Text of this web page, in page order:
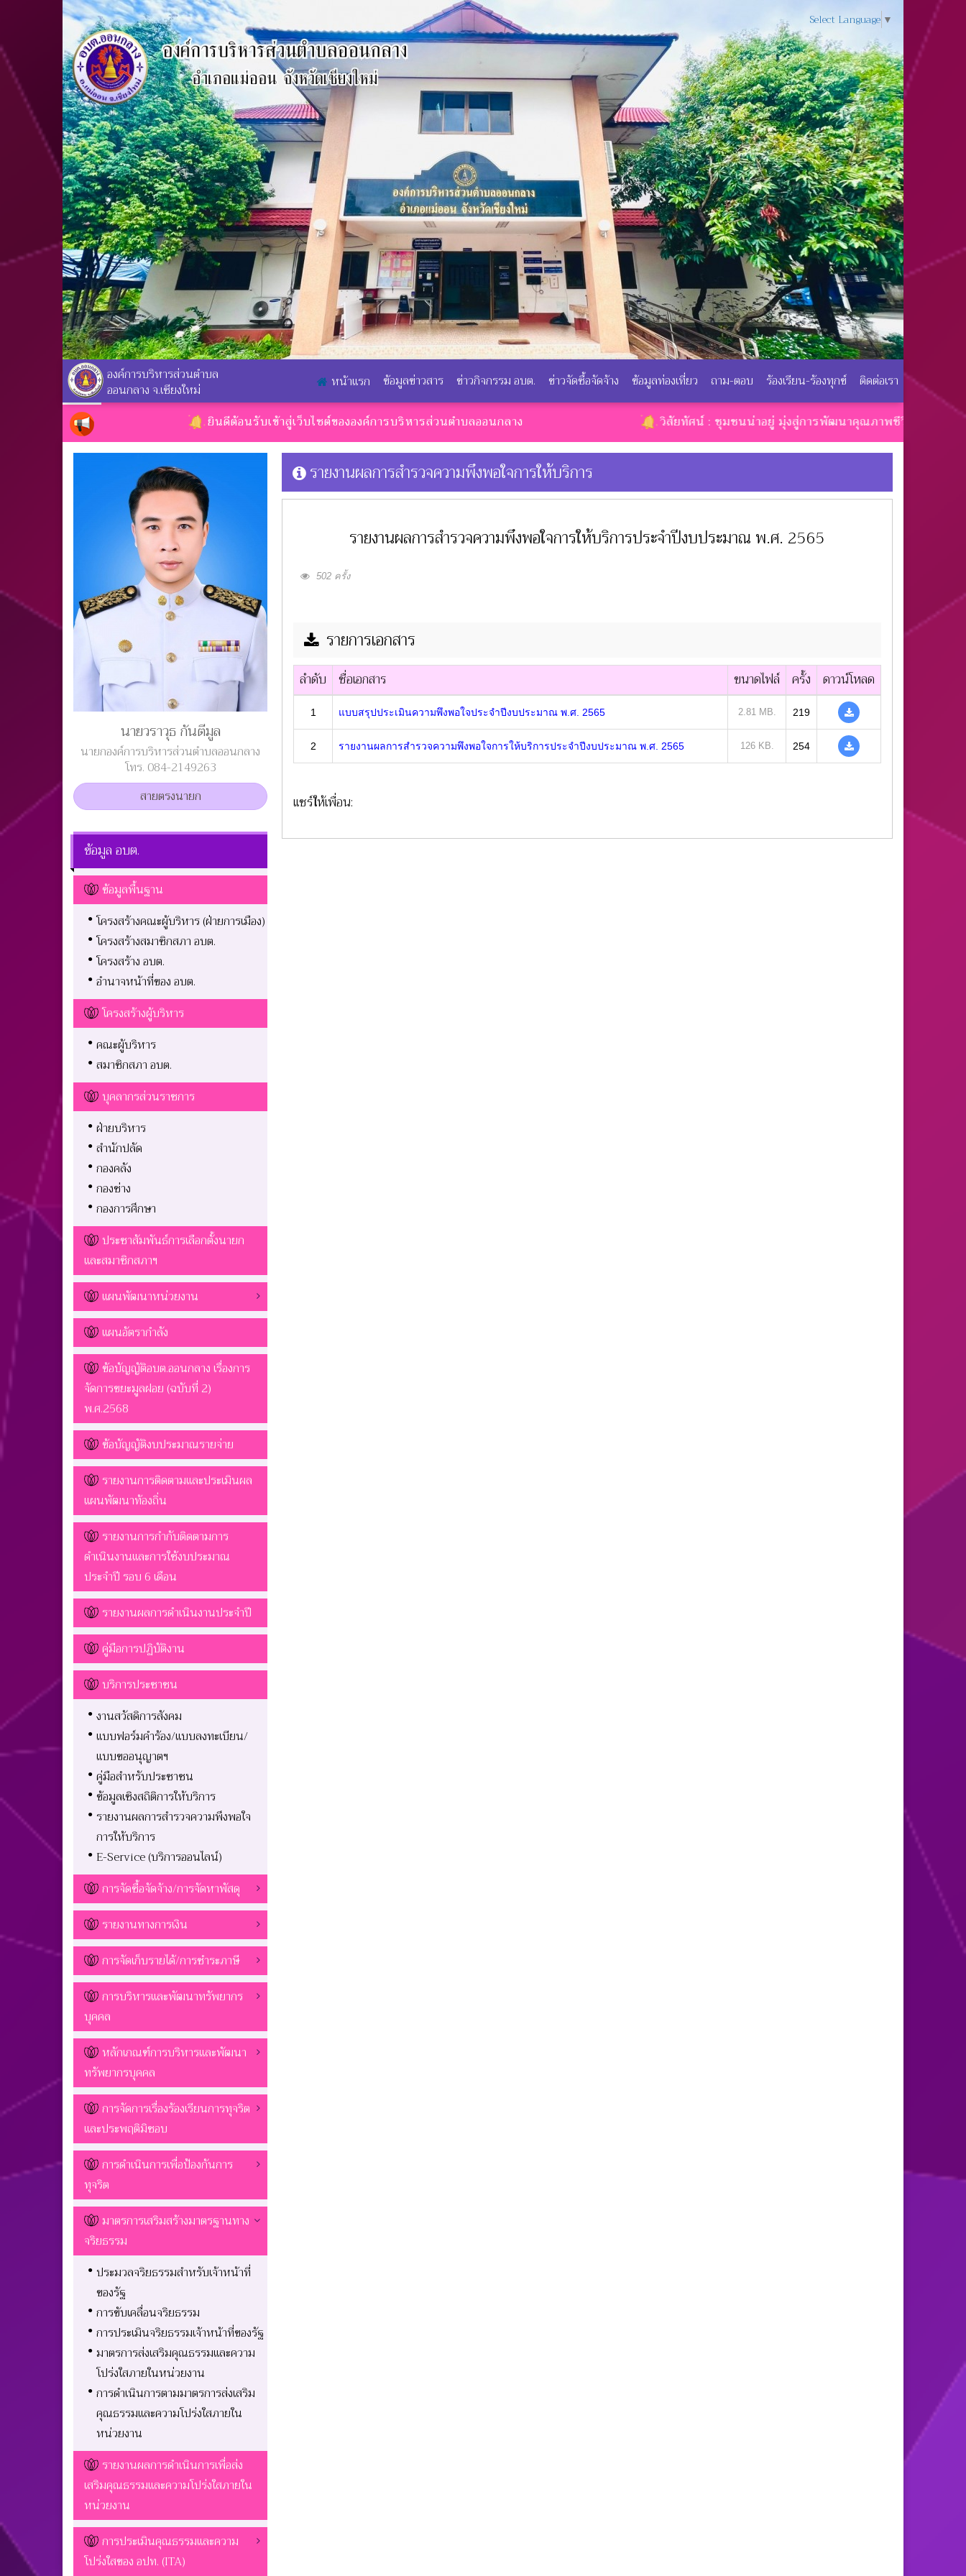
Select Language ▼
องค์การบริหารส่วนตำบล
ออนกลาง จ.เชียงใหม่ หน้าแรก ข้อมูลข่าวสาร ข่าวกิจกรรม อบต. ข่าวจัดซื้อจัดจ้าง ข้อมูลท่องเที่ยว ถาม-ตอบ ร้องเรียน-ร้องทุกข์ ติดต่อเรา
ยินดีต้อนรับเข้าสู่เว็บไซต์ขององค์การบริหารส่วนตำบลออนกลาง วิสัยทัศน์ : ชุมชนน่าอยู่ มุ่งสู่การพัฒนาคุณภาพชีวิต
นายวราวุธ กันตีมูล
นายกองค์การบริหารส่วนตำบลออนกลาง
โทร. 084-2149263
สายตรงนายก
ข้อมูล อบต.
ข้อมูลพื้นฐาน
โครงสร้างคณะผู้บริหาร (ฝ่ายการเมือง)
โครงสร้างสมาชิกสภา อบต.
โครงสร้าง อบต.
อำนาจหน้าที่ของ อบต.
โครงสร้างผู้บริหาร
คณะผู้บริหาร
สมาชิกสภา อบต.
บุคลากรส่วนราชการ
ฝ่ายบริหาร
สำนักปลัด
กองคลัง
กองช่าง
กองการศึกษา
ประชาสัมพันธ์การเลือกตั้งนายก
และสมาชิกสภาฯ
แผนพัฒนาหน่วยงาน
แผนอัตรากำลัง
ข้อบัญญัติอบต.ออนกลาง เรื่องการ
จัดการขยะมูลฝอย (ฉบับที่ 2)
พ.ศ.2568
ข้อบัญญัติงบประมาณรายจ่าย
รายงานการติดตามและประเมินผล
แผนพัฒนาท้องถิ่น
รายงานการกำกับติดตามการ
ดำเนินงานและการใช้งบประมาณ
ประจำปี รอบ 6 เดือน
รายงานผลการดำเนินงานประจำปี
คู่มือการปฏิบัติงาน
บริการประชาชน
งานสวัสดิการสังคม
แบบฟอร์มคำร้อง/แบบลงทะเบียน/
แบบขออนุญาตฯ
คู่มือสำหรับประชาชน
ข้อมูลเชิงสถิติการให้บริการ
รายงานผลการสำรวจความพึงพอใจ
การให้บริการ
E-Service (บริการออนไลน์)
การจัดซื้อจัดจ้าง/การจัดหาพัสดุ
รายงานทางการเงิน
การจัดเก็บรายได้/การชำระภาษี
การบริหารและพัฒนาทรัพยากร
บุคคล
หลักเกณฑ์การบริหารและพัฒนา
ทรัพยากรบุคคล
การจัดการเรื่องร้องเรียนการทุจริต
และประพฤติมิชอบ
การดำเนินการเพื่อป้องกันการ
ทุจริต
มาตรการเสริมสร้างมาตรฐานทาง
จริยธรรม
ประมวลจริยธรรมสำหรับเจ้าหน้าที่
ของรัฐ
การขับเคลื่อนจริยธรรม
การประเมินจริยธรรมเจ้าหน้าที่ของรัฐ
มาตรการส่งเสริมคุณธรรมและความ
โปร่งใสภายในหน่วยงาน
การดำเนินการตามมาตรการส่งเสริม
คุณธรรมและความโปร่งใสภายใน
หน่วยงาน
รายงานผลการดำเนินการเพื่อส่ง
เสริมคุณธรรมและความโปร่งใสภายใน
หน่วยงาน
การประเมินคุณธรรมและความ
โปร่งใสของ อปท. (ITA)
รายงานผลการสำรวจความพึงพอใจการให้บริการ
รายงานผลการสำรวจความพึงพอใจการให้บริการประจำปีงบประมาณ พ.ศ. 2565
502 ครั้ง
รายการเอกสาร
ลำดับ ชื่อเอกสาร ขนาดไฟล์ ครั้ง ดาวน์โหลด
1 แบบสรุปประเมินความพึงพอใจประจำปีงบประมาณ พ.ศ. 2565 2.81 MB. 219
2 รายงานผลการสำรวจความพึงพอใจการให้บริการประจำปีงบประมาณ พ.ศ. 2565 126 KB. 254
แชร์ให้เพื่อน: